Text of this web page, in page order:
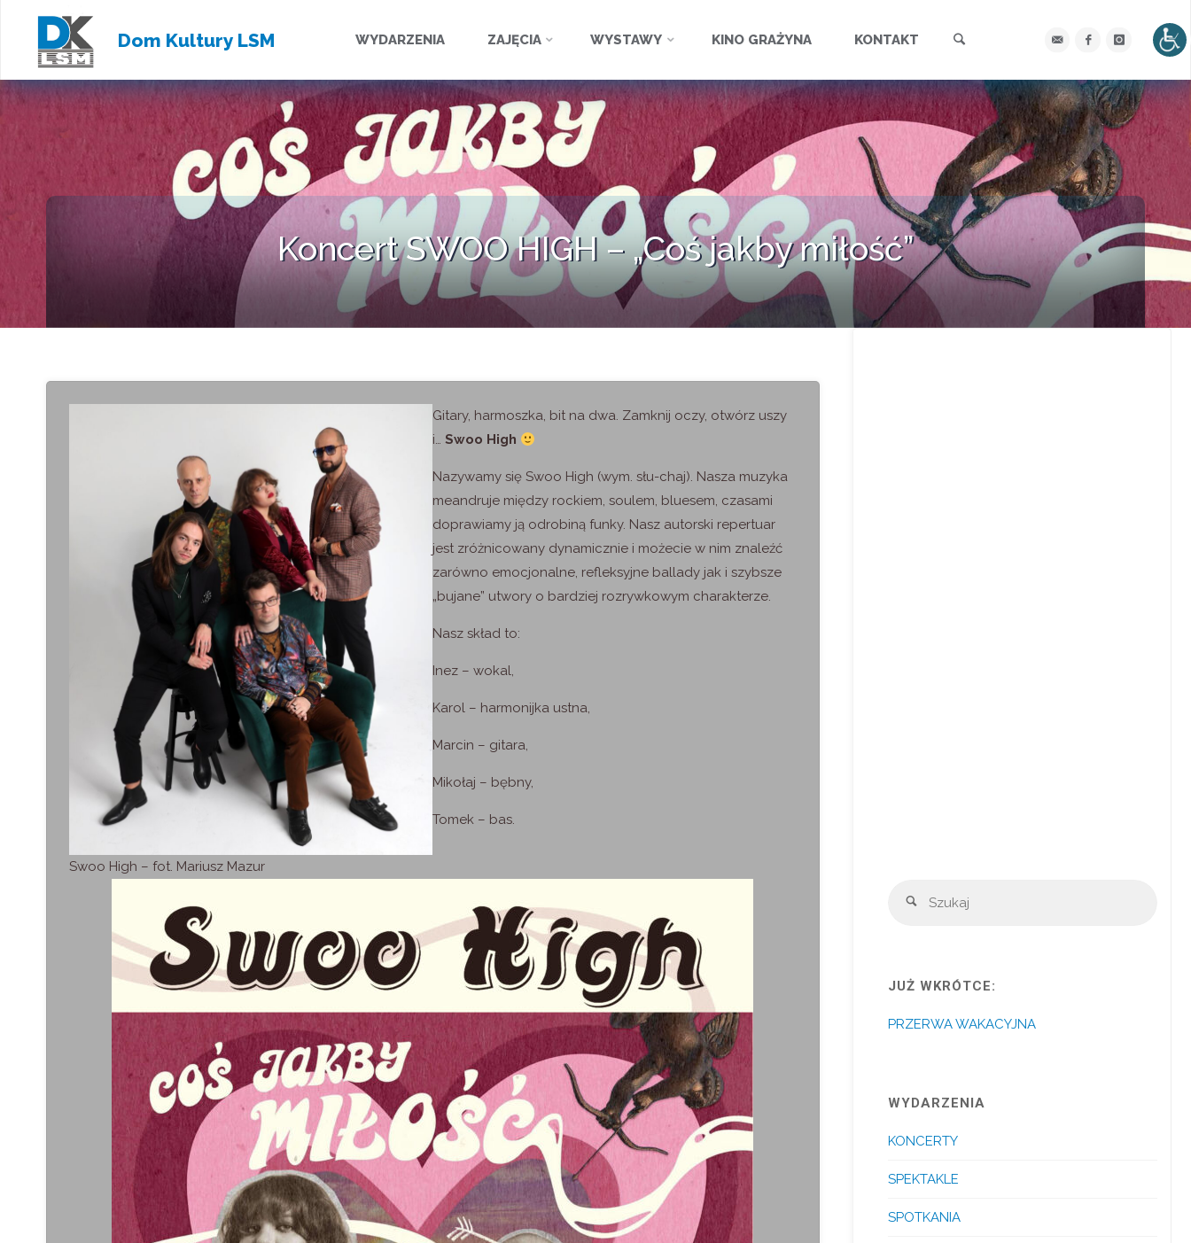
Dom Kultury LSM
treści
WYDARZENIA ZAJĘCIA WYSTAWY KINO GRAŻYNA KONTAKT
Koncert SWOO HIGH – „Coś jakby miłość”
Swoo High – fot. Mariusz Mazur
Gitary, harmoszka, bit na dwa. Zamknij oczy, otwórz uszy
i…Swoo High
Nazywamy się Swoo High (wym. słu-chaj). Nasza muzyka
meandruje między rockiem, soulem, bluesem, czasami
doprawiamy ją odrobiną funky. Nasz autorski repertuar
jest zróżnicowany dynamicznie i możecie w nim znaleźć
zarówno emocjonalne, refleksyjne ballady jak i szybsze
„bujane” utwory o bardziej rozrywkowym charakterze.
Nasz skład to:
Inez – wokal,
Karol – harmonijka ustna,
Marcin – gitara,
Mikołaj – bębny,
Tomek – bas.
Szukaj
JUŻ WKRÓTCE:
PRZERWA WAKACYJNA
WYDARZENIA
KONCERTY
SPEKTAKLE
SPOTKANIA